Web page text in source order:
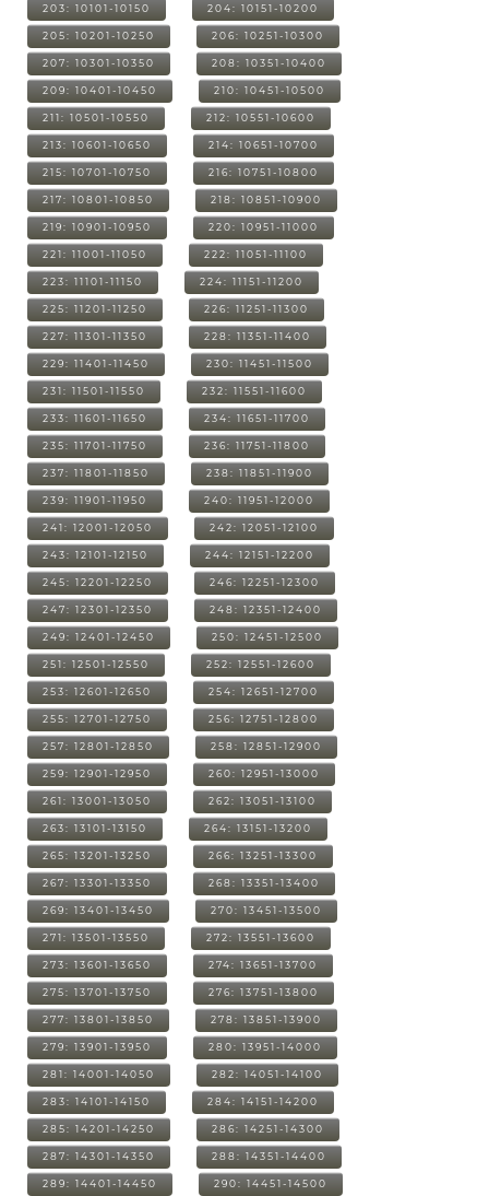
203: 10101-10150 204: 10151-10200
205: 10201-10250 206: 10251-10300
207: 10301-10350 208: 10351-10400
209: 10401-10450 210: 10451-10500
211: 10501-10550 212: 10551-10600
213: 10601-10650 214: 10651-10700
215: 10701-10750 216: 10751-10800
217: 10801-10850 218: 10851-10900
219: 10901-10950 220: 10951-11000
221: 11001-11050 222: 11051-11100
223: 11101-11150 224: 11151-11200
225: 11201-11250 226: 11251-11300
227: 11301-11350 228: 11351-11400
229: 11401-11450 230: 11451-11500
231: 11501-11550 232: 11551-11600
233: 11601-11650 234: 11651-11700
235: 11701-11750 236: 11751-11800
237: 11801-11850 238: 11851-11900
239: 11901-11950 240: 11951-12000
241: 12001-12050 242: 12051-12100
243: 12101-12150 244: 12151-12200
245: 12201-12250 246: 12251-12300
247: 12301-12350 248: 12351-12400
249: 12401-12450 250: 12451-12500
251: 12501-12550 252: 12551-12600
253: 12601-12650 254: 12651-12700
255: 12701-12750 256: 12751-12800
257: 12801-12850 258: 12851-12900
259: 12901-12950 260: 12951-13000
261: 13001-13050 262: 13051-13100
263: 13101-13150 264: 13151-13200
265: 13201-13250 266: 13251-13300
267: 13301-13350 268: 13351-13400
269: 13401-13450 270: 13451-13500
271: 13501-13550 272: 13551-13600
273: 13601-13650 274: 13651-13700
275: 13701-13750 276: 13751-13800
277: 13801-13850 278: 13851-13900
279: 13901-13950 280: 13951-14000
281: 14001-14050 282: 14051-14100
283: 14101-14150 284: 14151-14200
285: 14201-14250 286: 14251-14300
287: 14301-14350 288: 14351-14400
289: 14401-14450 290: 14451-14500